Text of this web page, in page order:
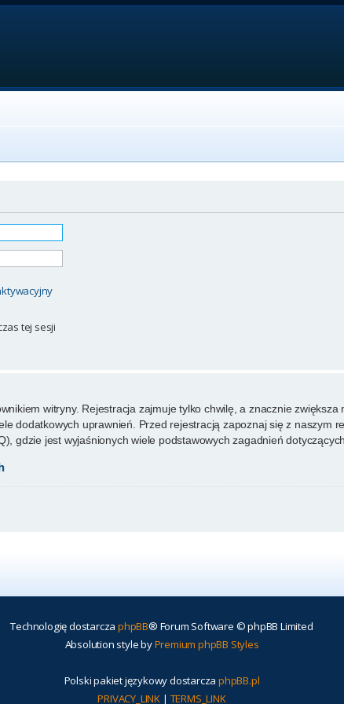
tej sesji
witryny. Rejestracja zajmuje tylko chwilę, a znacznie
dodatkowych uprawnień. Przed rejestracją zapoznaj się z naszym
gdzie jest wyjaśnionych wiele podstawowych zagadnień
Technologię dostarcza phpBB® Forum Software © phpBB Limited
Absolution style byPremium phpBB Styles
Polski pakiet językowy dostarcza phpBB.pl
PRIVACY_LINK | TERMS_LINK